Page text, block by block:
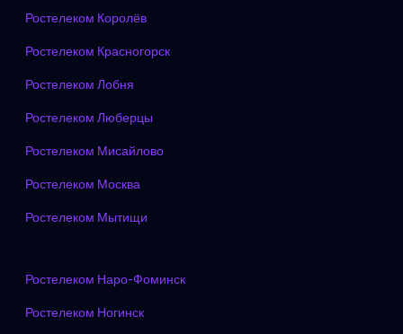
Ростелеком Королёв
Ростелеком Красногорск
Ростелеком Лобня
Ростелеком Люберцы
Ростелеком Мисайлово
Ростелеком Москва
Ростелеком Мытищи
Ростелеком Наро-Фоминск
Ростелеком Ногинск